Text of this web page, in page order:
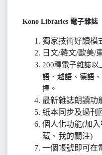
Kono Libraries 電子雜誌
獨家技術好讀模
日文/韓文/歐美/
200種電子雜誌以
語、越語、德語
擇。
最新雜誌朗讀功
紙本同步及過刊
個人化功能(加
藏、我的關注)
一個帳號即可在